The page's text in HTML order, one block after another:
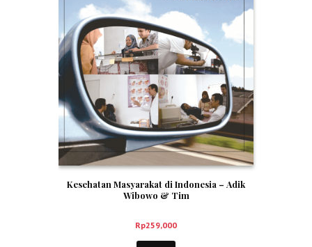
Kesehatan Masyarakat di Indonesia – Adik
Wibowo & Tim
Rp259,000